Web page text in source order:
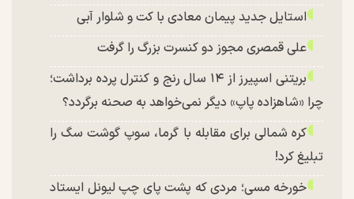
استایل جدید پیمان معادی با کت و شلوار آبی
علی قمصری مجوز دو کنسرت بزرگ را گرفت
بریتنی اسپیرز از ۱۴ سال رنج و کنترل پرده برداشت؛
چرا «شاهزاده پاپ» دیگر نمی‌خواهد به صحنه برگردد؟
کره شمالی برای مقابله با گرما، سوپ گوشت سگ را
تبلیغ کرد!
خورخه مسی؛ مردی که پشت پای چپ لیونل ایستاد